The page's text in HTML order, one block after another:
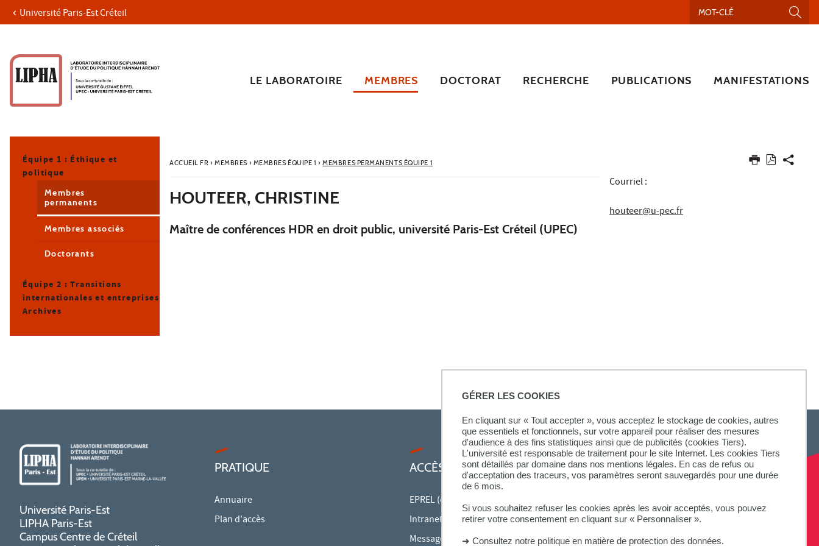
GÉRER LES COOKIES
En cliquant sur « Tout accepter », vous acceptez le stockage de cookies, autres
que essentiels et fonctionnels, sur votre appareil pour réaliser des mesures
d'audience à des fins statistiques ainsi que de publicités (cookies Tiers).
L'université est responsable de traitement pour le site Internet. Les cookies Tiers
sont détaillés par domaine dans nos mentions légales. En cas de refus ou
d'acceptation des traceurs, vos paramètres seront sauvegardés pour une durée
de 6 mois.
Si vous souhaitez refuser les cookies après les avoir acceptés, vous pouvez
retirer votre consentement en cliquant sur « Personnaliser ».
➜ Consultez notre politique en matière de protection des données.
Aller au contenu
Recherche
Navigation secondaire
Université Paris-Est Créteil
LE LABORATOIRE MEMBRES DOCTORAT RECHERCHE PUBLICATIONS MANIFESTATIONS
ACCUEIL FR› MEMBRES › MEMBRES ÉQUIPE 1› MEMBRES PERMANENTS ÉQUIPE 1
HOUTEER, CHRISTINE
Maître de conférences HDR en droit public, université Paris-Est Créteil (UPEC)
Courriel :
houteer@u-pec.fr
Équipe 1 : Éthique et
politique
Membres
permanents
Membres associés
Doctorants
Équipe 2 : Transitions
internationales et entreprises
Archives
Université Paris-Est
LIPHA Paris-Est
Campus Centre de Créteil
PRATIQUE
Annuaire
Plan d'accès
ACCÈS RAPIDES
EPREL (cours en ligne)
Intranet des personnels
Messagerie des personnels